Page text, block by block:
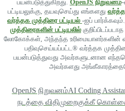
பயன்படுத்துகிறது. OpenJS நிறுவனம்-
பட்டியலுக்கு, தயவுசெய்து எங்களது
வர்த்தக முத்திரை பட்டியல் -ஐப் பார்க்கவும்.
முத்திரைகளின் பட்டியலில்
லோகோக்கள், அந்தந்த உரிமையாளர்களின்
பதிவுசெய்யப்பட்ட® வர்த்தக
பயன்படுத்துவது அவர்களுடனான
அவர்களது
OpenJS நிறுவனம்AI Coding
நடத்தை விதிமுறைகுக்கீ